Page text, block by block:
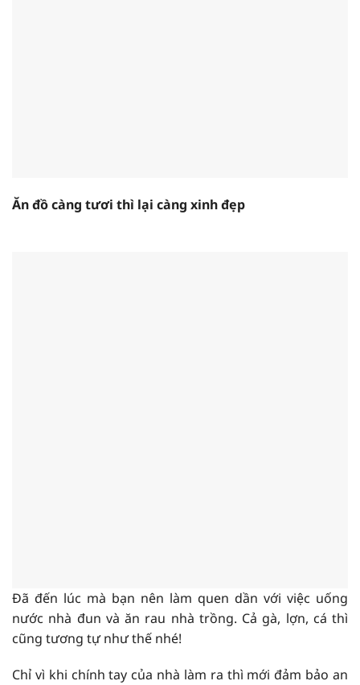
Ăn đồ càng tươi thì lại càng xinh đẹp
Đã đến lúc mà bạn nên làm quen dần với việc uống
nước nhà đun và ăn rau nhà trồng. Cả gà, lợn, cá thì
cũng tương tự như thế nhé!
Chỉ vì khi chính tay của nhà làm ra thì mới đảm bảo an